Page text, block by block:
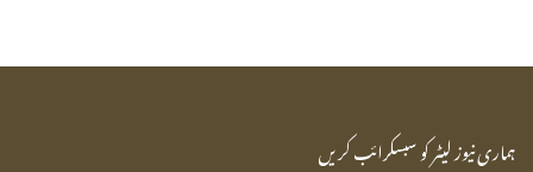
ہماری نیوز لیٹر کو سبسکرائب کریں